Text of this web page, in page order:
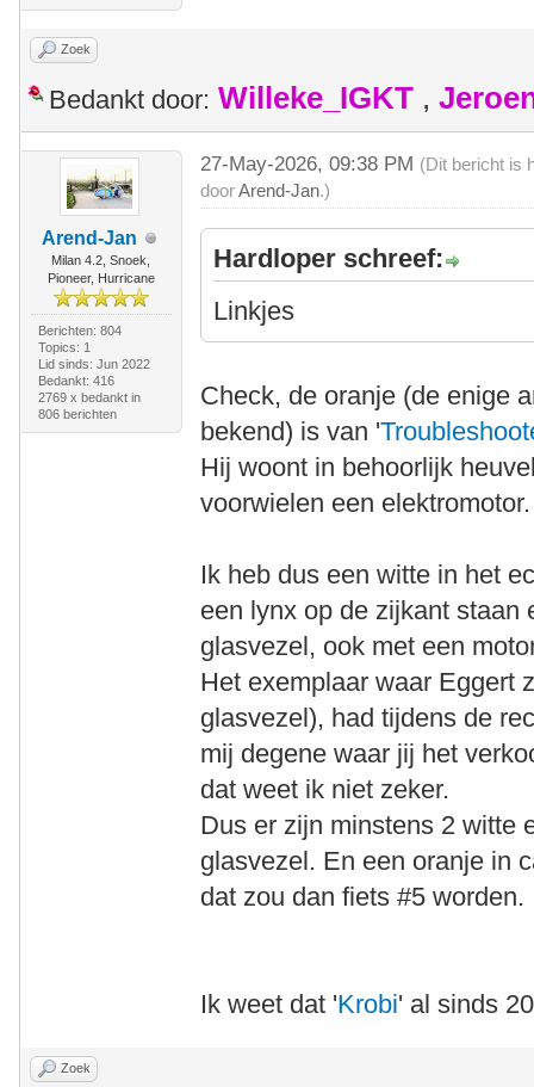
Zoek
Bedankt door: Willeke_IGKT ,
Arend-Jan
Milan 4.2, Snoek,
Pioneer, Hurricane
Berichten: 804
Topics: 1
Lid sinds: Jun 2022
Bedankt: 416
2769 x bedankt in
806 berichten
27-May-2026, 09:38 PM (Dit bericht is
doorArend-Jan.)
Hardloper schreef:
Linkjes
Check, de oranje (de enige
bekend) is van '
Hij woont in behoorlijk
voorwielen een
Ik heb dus een witte in het
een lynx op de zijkant staan
glasvezel, ook met een
Het exemplaar waar Eggert
glasvezel), had tijdens de
mij degene waar jij het
dat weet ik niet zeker.
Dus er zijn minstens 2 witte
glasvezel. En een oranje in
dat zou dan fiets #5 worden.
Ik weet dat 'Krobi' al sinds
Zoek